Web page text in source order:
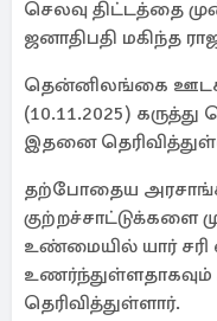
செலவு திட்டத்தை
ஜனாதிபதி மகிந்த
தென்னிலங்கை
(10.11.2025)
இதனை
தற்போதைய
குற்றச்சாட்டுக்களை
உண்மையில் யார்
உணர்ந்துள்ளதாகவும்
தெரிவித்துள்ளார்.